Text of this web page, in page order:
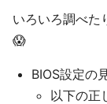
いろいろ調べた
😱
BIOS設定の
以下の正